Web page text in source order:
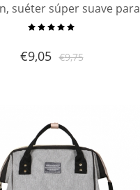
suéter súper suave para
las estaciones, pijama de
€9,05 €9,75